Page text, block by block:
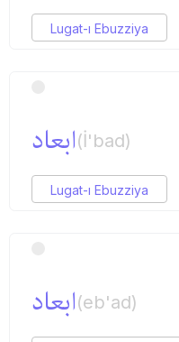
Lugat-ı Ebuzziya
ابعاد(İ'bad)
Lugat-ı Ebuzziya
ابعاد(eb'ad)